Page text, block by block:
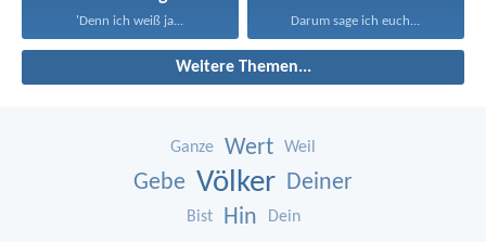
'Denn ich weiß ja... Darum sage ich euch...
Weitere Themen...
Ganze Wert Weil
Gebe Völker Deiner
Bist Hin Dein